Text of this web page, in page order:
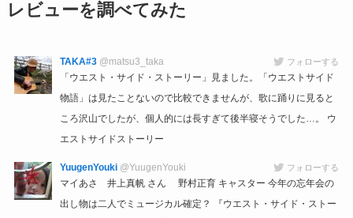
レビューを調べてみた
TAKA#3 @matsu3_taka フォローする
「ウエスト・サイド・ストーリー」見ました。「ウエストサイド
物語」は見たことないので比較できませんが、歌に踊りに見ると
ころ沢山でしたが、個人的には長すぎて後半寝そうでした…。 ウ
エストサイドストーリー
YuugenYouki @YuugenYouki フォローする
マイあさ 井上真帆 さん 野村正育 キャスター 今年の忘年会の
出し物は二人でミュージカル確定？ 『ウエスト・サイド・ストー